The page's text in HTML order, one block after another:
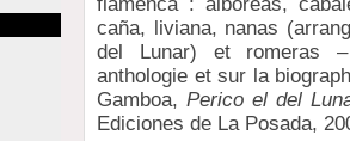
flamenca : alboreás,
caña, liviana, nanas
del Lunar) et romeras
anthologie et sur la
Gamboa,Perico el del
Ediciones de La Posada,